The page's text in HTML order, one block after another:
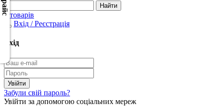
0 товарів
Вхід / Реєстрація
Вхід
Забули свій пароль?
Увійти за допомогою соціальних мереж
(Опт)
CSV
Скачать
CSV
(Опт)